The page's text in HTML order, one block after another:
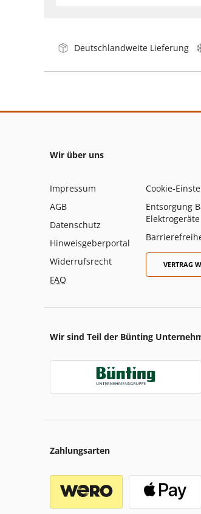
Deutschlandweite Lieferung
Wir über uns
Impressum
AGB
Datenschutz
Hinweisgeberportal
Widerrufsrecht
FAQ
Cookie-
Entsorgung
Elektrogeräte
VERTRAG
Wir sind Teil der Bünting
Zahlungsarten